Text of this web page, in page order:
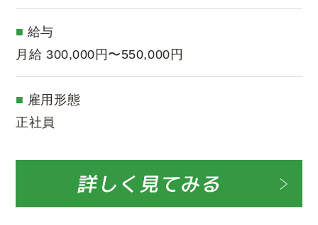
給与
月給 300,000円〜550,000円
雇用形態
正社員